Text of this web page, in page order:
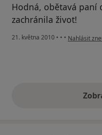
Hodná, obětavá paní
zachránila život!
21. května 2010 • • • podle
Nahlásit